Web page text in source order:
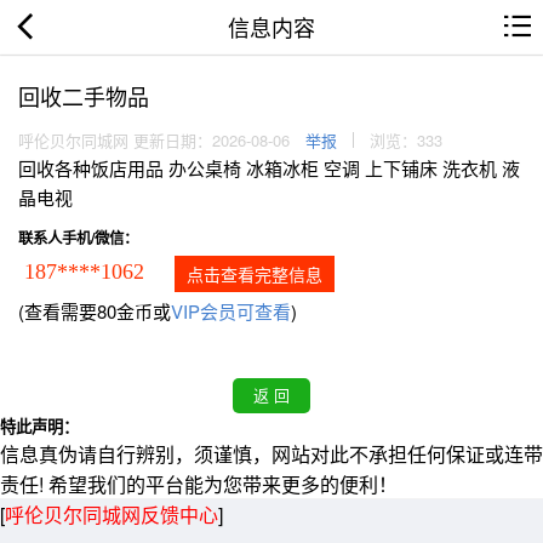
信息内容
回收二手物品
呼伦贝尔同城网 更新日期：2026-08-06 举报 浏览：333
回收各种饭店用品 办公桌椅 冰箱冰柜 空调 上下铺床 洗衣机 液
晶电视
联系人手机/微信：
187****1062 点击查看完整信息
(查看需要80金币或VIP会员可查看)
特此声明：
信息真伪请自行辨别，须谨慎，网站对此不承担任何保证或连带
责任! 希望我们的平台能为您带来更多的便利！
[呼伦贝尔同城网反馈中心]